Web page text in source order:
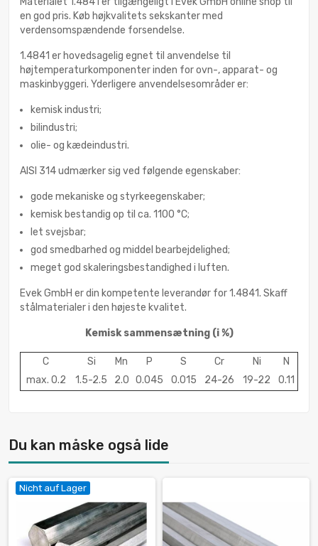
en god pris. Køb højkvalitets sekskanter med
verdensomspændende forsendelse.
1.4841 er hovedsagelig egnet til anvendelse til
højtemperaturkomponenter inden for ovn-, apparat- og
maskinbyggeri. Yderligere anvendelsesområder er:
kemisk industri;
bilindustri;
olie- og kædeindustri.
AISI 314 udmærker sig ved følgende egenskaber:
gode mekaniske og styrkeegenskaber;
kemisk bestandig op til ca. 1100 °C;
let svejsbar;
god smedbarhed og middel bearbejdelighed;
meget god skaleringsbestandighed i luften.
Evek GmbH er din kompetente leverandør for 1.4841. Skaff
stålmaterialer i den højeste kvalitet.
Kemisk sammensætning (i %)
C Si Mn P S Cr Ni
N
max. 0.2
1.5-2.5 2.0 0.045 0.015 24-26 19-22 0.11
Du kan måske også lide
Nicht auf Lager